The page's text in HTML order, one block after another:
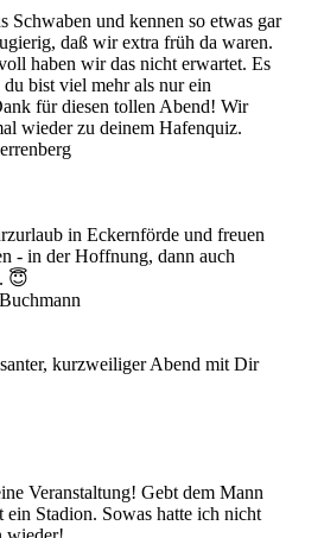
Schwaben und kennen so etwas gar
daß wir extra früh da waren.
haben wir das nicht erwartet. Es
bist viel mehr als nur ein
für diesen tollen Abend! Wir
wieder zu deinem Hafenquiz.
in Eckernförde und freuen
- in der Hoffnung, dann auch
😇
kurzweiliger Abend mit Dir
Veranstaltung! Gebt dem Mann
Stadion. Sowas hatte ich nicht